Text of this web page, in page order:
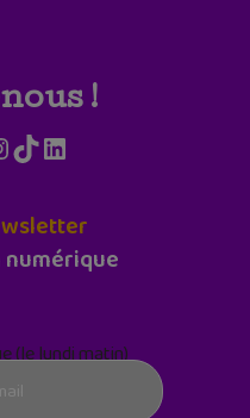
!
TikTokLinkedIn
(le lundi matin)